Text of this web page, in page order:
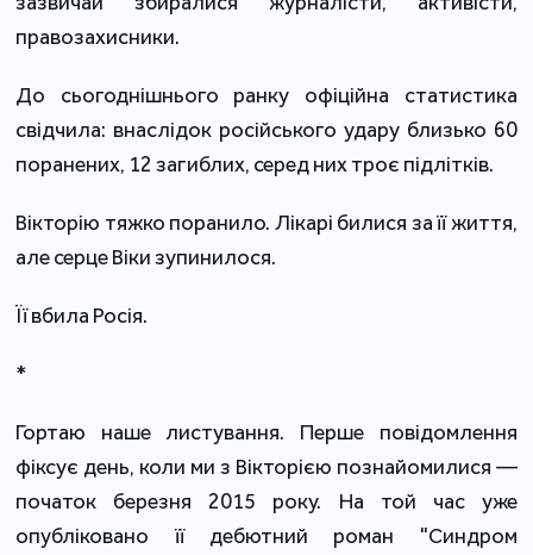
правозахисники.
До сьогоднішнього ранку офіційна статистика
свідчила: внаслідок російського удару близько 60
поранених, 12 загиблих, серед них троє підлітків.
Вікторію тяжко поранило. Лікарі билися за її життя,
але серце Віки зупинилося.
Її вбила Росія.
*
Гортаю наше листування. Перше повідомлення
фіксує день, коли ми з Вікторією познайомилися —
початок березня 2015 року. На той час уже
опубліковано її дебютний роман "Синдром